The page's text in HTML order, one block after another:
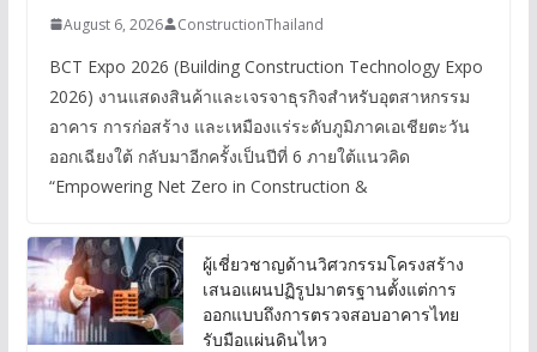
August 6, 2026 ConstructionThailand
BCT Expo 2026 (Building Construction Technology Expo
2026) งานแสดงสินค้าและเจรจาธุรกิจสำหรับอุตสาหกรรม
อาคาร การก่อสร้าง และเหมืองแร่ระดับภูมิภาคเอเชียตะวัน
ออกเฉียงใต้ กลับมาอีกครั้งเป็นปีที่ 6 ภายใต้แนวคิด
“Empowering Net Zero in Construction &
ผู้เชี่ยวชาญด้านวิศวกรรมโครงสร้าง
เสนอแผนปฏิรูปมาตรฐานตั้งแต่การ
ออกแบบถึงการตรวจสอบอาคารไทย
รับมือแผ่นดินไหว